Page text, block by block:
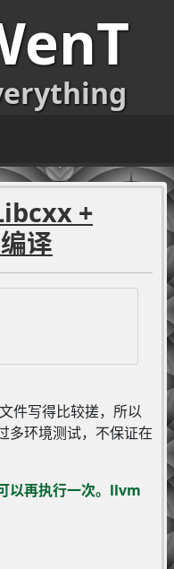
+
译
件写得比较搓，所以
多环境测试，不保证在
以再执行一次。llvm